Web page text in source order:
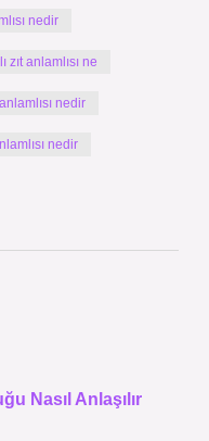
nedir
zıt anlamlısı ne
nedir
nedir
Nasıl Anlaşılır